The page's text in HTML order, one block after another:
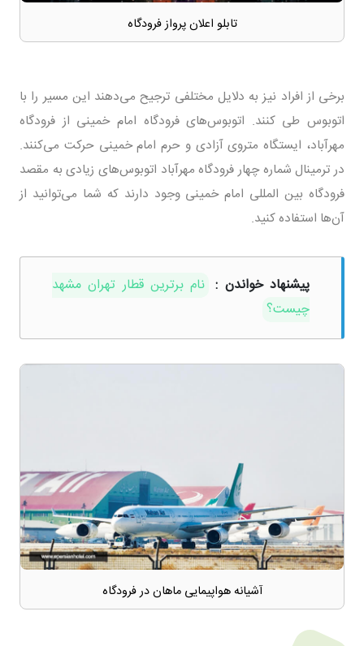
تابلو اعلان پرواز فرودگاه
برخی از افراد نیز به دلایل مختلفی ترجیح می‌دهند این مسیر را با
اتوبوس طی کنند. اتوبوس‌های فرودگاه امام خمینی از فرودگاه
مهرآباد، ایستگاه متروی آزادی و حرم امام خمینی حرکت می‌کنند.
در ترمینال شماره چهار فرودگاه مهرآباد اتوبوس‌های زیادی به مقصد
فرودگاه بین المللی امام خمینی وجود دارند که شما می‌توانید از
آن‌ها استفاده کنید.
پیشنهاد خواندن : نام برترین قطار تهران مشهد
چیست؟
آشیانه هواپیمایی ماهان در فرودگاه